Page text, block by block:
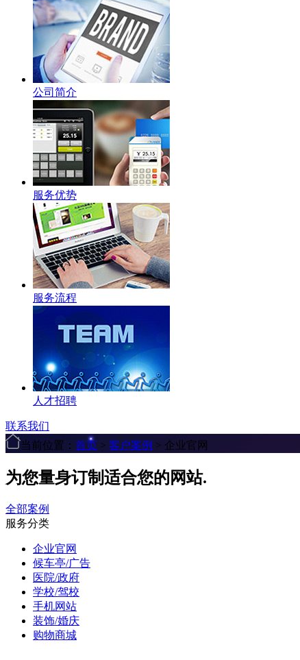
公司简介
服务优势
服务流程
人才招聘
联系我们
当前位置： 首页 > 客户案例 > 企业官网
为您量身订制适合您的网站.
全部案例
服务分类
企业官网
候车亭/广告
医院/政府
学校/驾校
手机网站
装饰/婚庆
购物商城